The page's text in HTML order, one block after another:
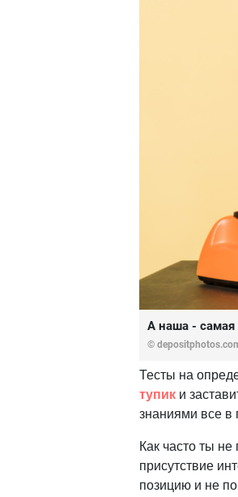
А наша - самая
©
Тесты на
тупик и
знаниями все в
Как часто ты
присутствие
позицию и не